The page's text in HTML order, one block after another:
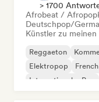
> 1700
Afrobeat / Afropop
Deutschpop/
Künstler zu
Reggaeton
Elektropop
Internationaler Pop